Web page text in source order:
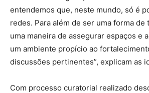
entendemos que, neste mundo, só é
redes. Para além de ser uma forma de
uma maneira de assegurar espaços e
um ambiente propício ao
discussões pertinentes”, explicam as
Com processo curatorial realizado